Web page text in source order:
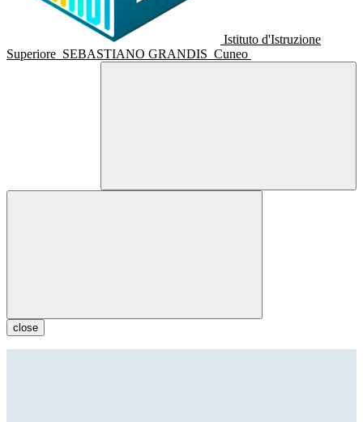
Istituto d'Istruzione
Superiore SEBASTIANO GRANDIS Cuneo
close